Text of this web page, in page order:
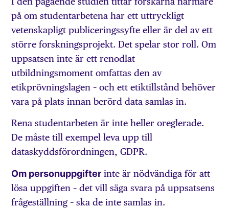
på om studentarbetena har ett uttryckligt
vetenskapligt publiceringssyfte eller är del av ett
större forskningsprojekt. Det spelar stor roll. Om
uppsatsen inte är ett renodlat
utbildningsmoment omfattas den av
etikprövningslagen – och ett etiktillstånd behöver
vara på plats innan berörd data samlas in.
Rena studentarbeten är inte heller oreglerade.
De måste till exempel leva upp till
dataskyddsförordningen, GDPR.
Om personuppgifter inte är nödvändiga för att
lösa uppgiften – det vill säga svara på uppsatsens
frågeställning – ska de inte samlas in.